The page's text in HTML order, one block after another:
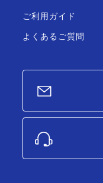
ご利用ガイド
よくあるご質問